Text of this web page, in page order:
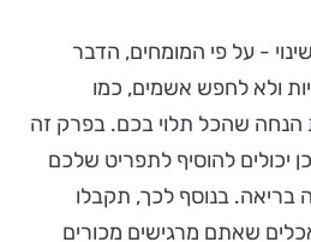
בשינוי - על פי המומחים, הדבר
ולא לחפש אשמים, כמו
הנחה שהכל תלוי בכם. בפרק זה
יכולים להוסיף לתפריט שלכם
בריאה. בנוסף לכך, תקבלו
שאתם מרגישים מכורים